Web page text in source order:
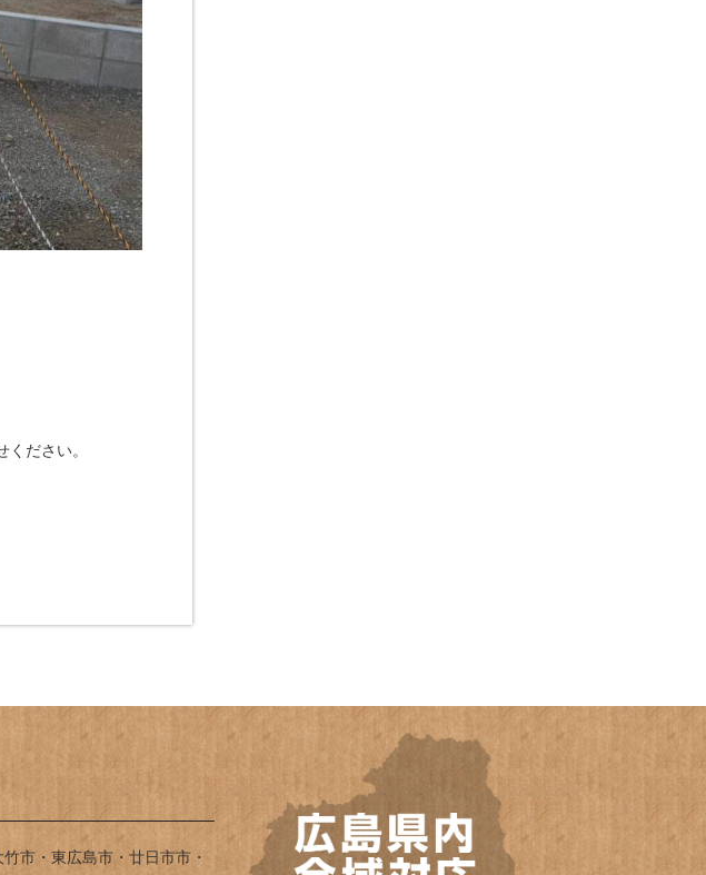
ださい。
市・東広島市・廿日市市・